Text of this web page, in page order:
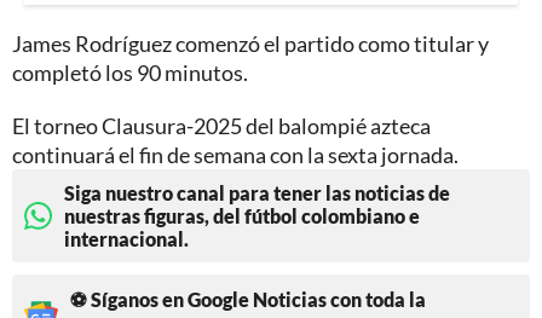
James Rodríguez comenzó el partido como titular y
completó los 90 minutos.
El torneo Clausura-2025 del balompié azteca
continuará el fin de semana con la sexta jornada.
Siga nuestro canal para tener las noticias de
nuestras figuras, del fútbol colombiano e
internacional.
⚽ Síganos en Google Noticias con toda la